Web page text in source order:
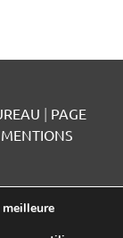
| PAGE
MENTIONS